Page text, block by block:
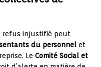
refus injustifié peut
du personnel et
Le Comité Social et